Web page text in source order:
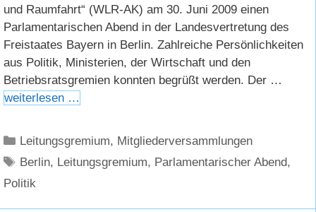
und Raumfahrt“ (WLR-AK) am 30. Juni 2009 einen
Parlamentarischen Abend in der Landesvertretung des
Freistaates Bayern in Berlin. Zahlreiche Persönlichkeiten
aus Politik, Ministerien, der Wirtschaft und den
Betriebsratsgremien konnten begrüßt werden. Der …
weiterlesen …
Kategorien
Leitungsgremium, Mitgliederversammlungen
Schlagwörter
Berlin, Leitungsgremium, Parlamentarischer Abend,
Politik